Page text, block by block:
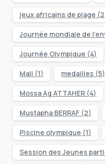
jeux africains de plage
Journée mondiale de
Journée Olympique (4)
Mali (1) medailles (5)
Mossa Ag ATTAHER (4)
Mustapha BERRAF (2)
Piscine olympique (1)
Session des Jeunes